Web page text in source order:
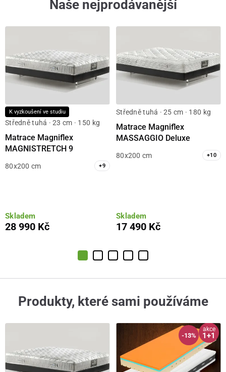
Naše nejprodávanější
K vyzkoušení ve studiu
Středně tuhá · 23 cm · 150 kg
Matrace Magniflex
MAGNISTRETCH 9
80x200 cm +9
Skladem
28 990 Kč
Středně tuhá · 25 cm · 180 kg
Matrace Magniflex
MASSAGGIO Deluxe
80x200 cm +10
Skladem
17 490 Kč
Produkty, které sami používáme
-13%
akce
1+1